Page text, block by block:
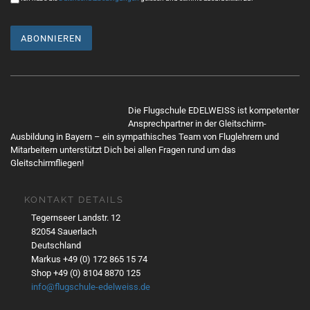
a
o
Die Flugschule EDELWEISS ist kompetenter
Ansprechpartner in der Gleitschirm-
Ausbildung in Bayern – ein sympathisches Team von Fluglehrern und
Mitarbeitern unterstützt Dich bei allen Fragen rund um das
Gleitschirmfliegen!
KONTAKT DETAILS
Tegernseer Landstr. 12
82054 Sauerlach
Deutschland
Markus +49 (0) 172 865 15 74
Shop +49 (0) 8104 8870 125
info@flugschule-edelweiss.de
n
des
Twe
akze
en
die
Date
nsch